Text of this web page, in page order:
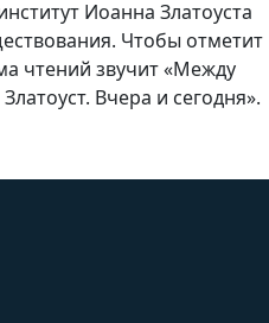
Иоанна Златоуста
Чтобы отметит
чтений звучит «Между
Вчера и сегодня».